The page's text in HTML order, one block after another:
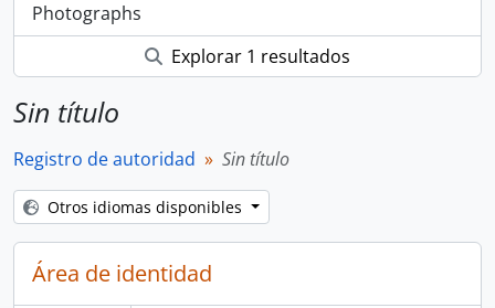
Photographs
Explorar 1 resultados
Sin título
Registro de autoridad Sin título
Otros idiomas disponibles
Área de identidad